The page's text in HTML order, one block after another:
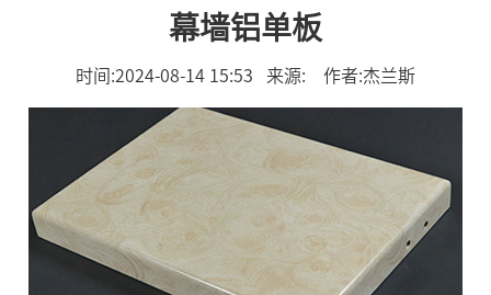
幕墙铝单板
时间:2024-08-14 15:53 来源: 作者:杰兰斯